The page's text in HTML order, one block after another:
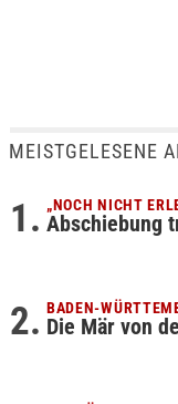
MEISTGELESENE
„NOCH NICHT
Abschiebung
BADEN-
Die Mär von